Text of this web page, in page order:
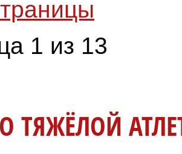
1 из 13
ТЯЖЁЛОЙ